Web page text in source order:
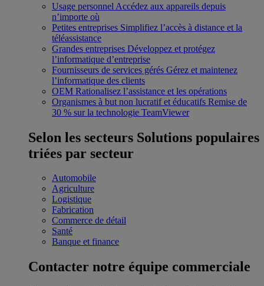
Usage personnel Accédez aux appareils depuis
n’importe où
Petites entreprises Simplifiez l’accès à distance et la
téléassistance
Grandes entreprises Développez et protégez
l’informatique d’entreprise
Fournisseurs de services gérés Gérez et maintenez
l’informatique des clients
OEM Rationalisez l’assistance et les opérations
Organismes à but non lucratif et éducatifs Remise de
30 % sur la technologie TeamViewer
Selon les secteurs Solutions populaires
triées par secteur
Automobile
Agriculture
Logistique
Fabrication
Commerce de détail
Santé
Banque et finance
Contacter notre équipe commerciale